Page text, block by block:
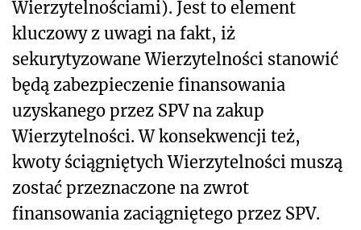
Wierzytelnościami). Jest to element
kluczowy z uwagi na fakt, iż
sekurytyzowane Wierzytelności stanowić
będą zabezpieczenie finansowania
uzyskanego przez SPV na zakup
Wierzytelności. W konsekwencji też,
kwoty ściągniętych Wierzytelności muszą
zostać przeznaczone na zwrot
finansowania zaciągniętego przez SPV.